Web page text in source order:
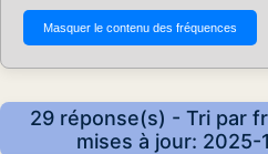
29 réponse(s) - Tri par
mises à jour: 2025-